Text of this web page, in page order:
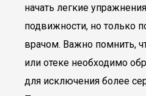
начать легкие
подвижности, но только
врачом. Важно помнить,
или отеке необходимо
для исключения более